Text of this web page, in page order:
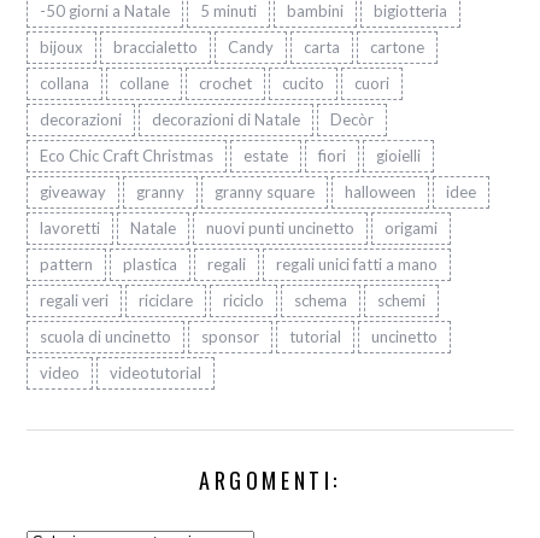
-50 giorni a Natale 5 minuti bambini
bigiotteria
bijoux
braccialetto Candy carta
cartone
collana
collane crochet cucito
cuori
decorazioni
decorazioni di Natale
Decòr
Eco Chic Craft Christmas
estate fiori
gioielli
giveaway
granny granny square halloween
idee
lavoretti
Natale nuovi punti uncinetto
origami
pattern
plastica regali
regali unici fatti a mano
regali veri
riciclare riciclo schema
schemi
scuola di uncinetto
sponsor tutorial
uncinetto
video
videotutorial
ARGOMENTI: